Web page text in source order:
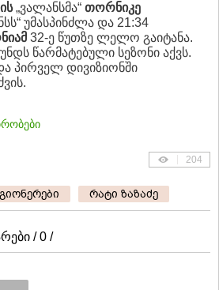
„ვალანსმა“ თორნიკე
უმასპინძლა და 21:34
32-ე წუთზე ლელო გაიტანა.
წარმატებული სეზონი აქვს.
პირველ დივიზიონში
204
რატი ზაზაძე
/ 0 /